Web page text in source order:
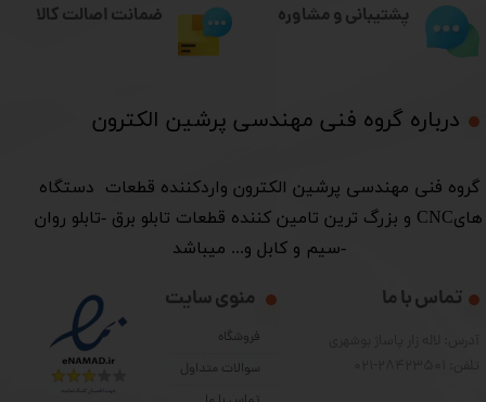
درباره گروه فنی مهندسی پرشین الکترون​​​​​​​
​گروه فنی مهندسی پرشین الکترون واردکننده قطعات دستگاه
هایCNC و بزرگ ترین تامین کننده قطعات تابلو برق -تابلو روان
-سیم و کابل و... میباشد
منوی سایت
فروشگاه
سوالات متداول
تماس با ما
پشتیبانی و مشاوره ضمانت اصالت کالا